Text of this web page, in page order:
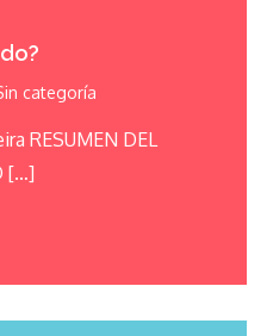
categoría
RESUMEN DEL
[…]